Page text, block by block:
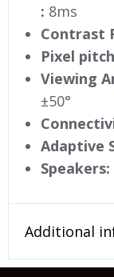
: 8ms
Contrast
Pixel
Viewing
±50°
Adaptive
Speakers:
Additional